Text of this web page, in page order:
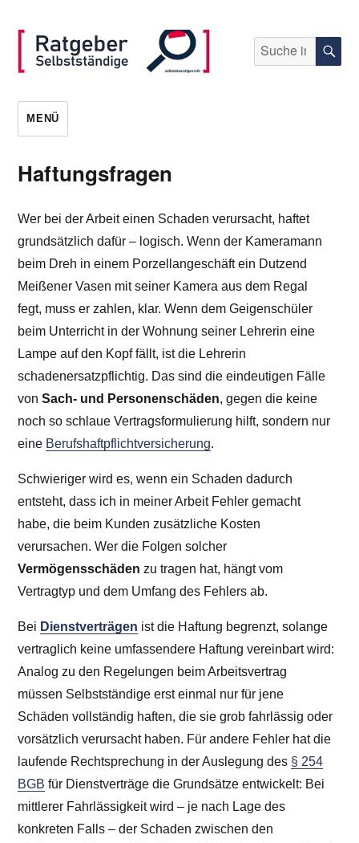
selbststaendigen.info
Suche
nach:
MENÜ
Haftungsfragen
Wer bei der Arbeit einen Schaden verursacht, haftet
grundsätzlich dafür – logisch. Wenn der Kameramann
beim Dreh in einem Porzellangeschäft ein Dutzend
Meißener Vasen mit seiner Kamera aus dem Regal
fegt, muss er zahlen, klar. Wenn dem Geigenschüler
beim Unterricht in der Wohnung seiner Lehrerin eine
Lampe auf den Kopf fällt, ist die Lehrerin
schadenersatzpflichtig. Das sind die eindeutigen Fälle
vonSach- und Personenschäden, gegen die keine
noch so schlaue Vertragsformulierung hilft, sondern nur
eine Berufshaftpflichtversicherung.
Schwieriger wird es, wenn ein Schaden dadurch
entsteht, dass ich in meiner Arbeit Fehler gemacht
habe, die beim Kunden zusätzliche Kosten
verursachen. Wer die Folgen solcher
Vermögensschäden zu tragen hat, hängt vom
Vertragtyp und dem Umfang des Fehlers ab.
Bei Dienstverträgen ist die Haftung begrenzt, solange
vertraglich keine umfassendere Haftung vereinbart wird:
Analog zu den Regelungen beim Arbeitsvertrag
müssen Selbstständige erst einmal nur für jene
Schäden vollständig haften, die sie grob fahrlässig oder
vorsätzlich verursacht haben. Für andere Fehler hat die
laufende Rechtsprechung in der Auslegung des § 254
BGB für Dienstverträge die Grundsätze entwickelt: Bei
mittlerer Fahrlässigkeit wird – je nach Lage des
konkreten Falls – der Schaden zwischen den